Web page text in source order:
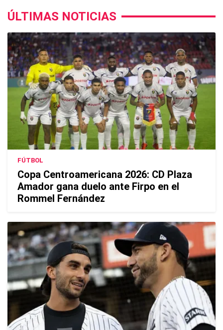
ÚLTIMAS NOTICIAS
FÚTBOL
Copa Centroamericana 2026: CD Plaza
Amador gana duelo ante Firpo en el
Rommel Fernández